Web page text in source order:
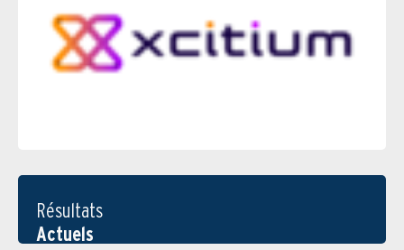
Résultats
Actuels